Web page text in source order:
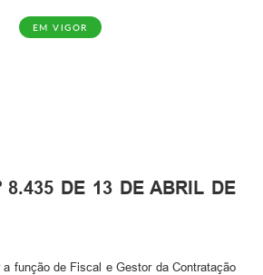
EM VIGOR
8.435 DE 13 DE ABRIL DE
a função de Fiscal e Gestor da Contratação